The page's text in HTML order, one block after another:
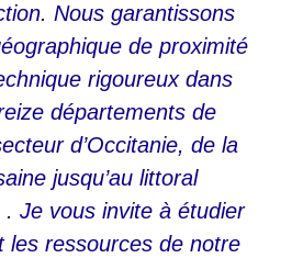
Nous garantissons
de proximité
rigoureux dans
départements de
d’Occitanie, de la
jusqu’au littoral
. Je vous invite à étudier
les ressources de notre